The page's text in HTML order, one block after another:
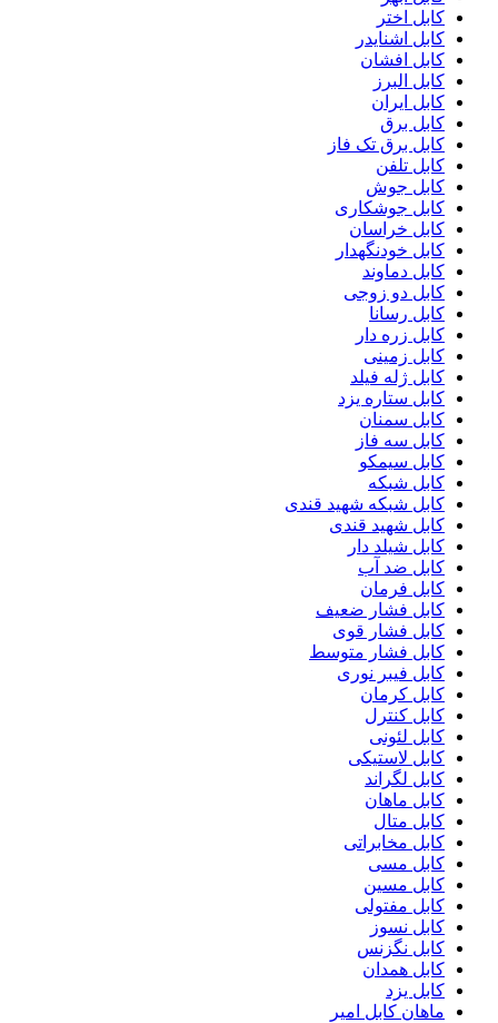
کابل اختر
کابل اشنایدر
کابل افشان
کابل البرز
کابل ایران
کابل برق
کابل برق تک فاز
کابل تلفن
کابل جوش
کابل جوشکاری
کابل خراسان
کابل خودنگهدار
کابل دماوند
کابل دو زوجی
کابل رسانا
کابل زره دار
کابل زمینی
کابل ژله فیلد
کابل ستاره یزد
کابل سمنان
کابل سه فاز
کابل سیمکو
کابل شبکه
کابل شبکه شهید قندی
کابل شهید قندی
کابل شیلد دار
کابل ضد آب
کابل فرمان
کابل فشار ضعیف
کابل فشار قوی
کابل فشار متوسط
کابل فیبر نوری
کابل کرمان
کابل کنترل
کابل لئونی
کابل لاستیکی
کابل لگراند
کابل ماهان
کابل متال
کابل مخابراتی
کابل مسی
کابل مسین
کابل مفتولی
کابل نسوز
کابل نگزنس
کابل همدان
کابل یزد
ماهان کابل امیر